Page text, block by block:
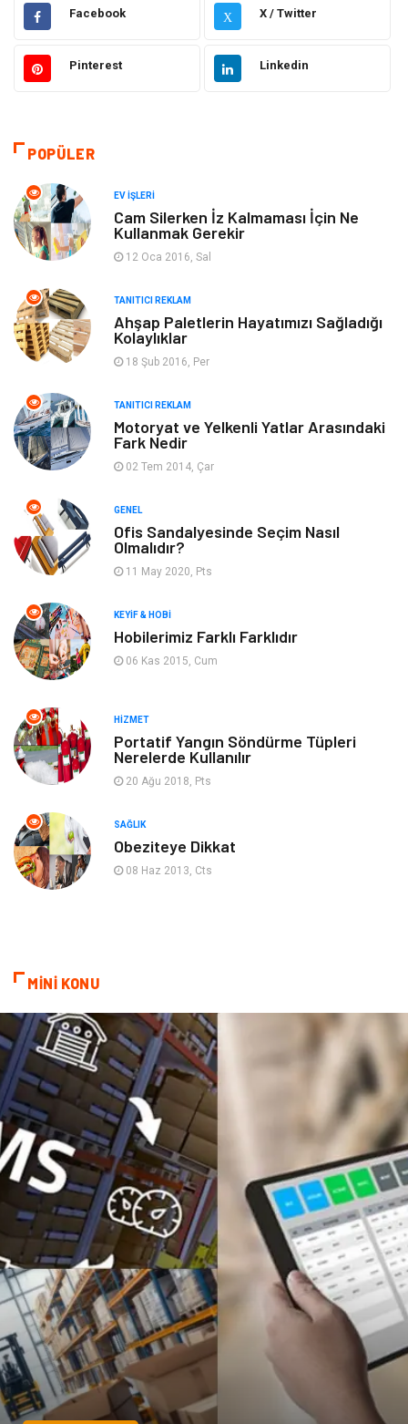
Gündem Hukuk
Moda Sağlıklı Yaşam
Bilgisayar & Yazılım
Makine Dekorasyon
Giyim
Yeme & İçme
Keyif & Hobi
Müzik
Gayrimenkul
Genel Kültür Emlak
Mobilya göz sağlığı
Astroloji
Cam
Bebek Giyim
oğlak burcu kadını
Çadır
Facebook X X / Twitter
Pinterest Linkedin
POPÜLER
EV İŞLERI
Cam Silerken İz Kalmaması İçin Ne
Kullanmak Gerekir
12 Oca 2016, Sal
TANITICI REKLAM
Ahşap Paletlerin Hayatımızı Sağladığı
Kolaylıklar
18 Şub 2016, Per
TANITICI REKLAM
Motoryat ve Yelkenli Yatlar Arasındaki
Fark Nedir
02 Tem 2014, Çar
GENEL
Ofis Sandalyesinde Seçim Nasıl
Olmalıdır?
11 May 2020, Pts
KEYIF & HOBI
Hobilerimiz Farklı Farklıdır
06 Kas 2015, Cum
HIZMET
Portatif Yangın Söndürme Tüpleri
Nerelerde Kullanılır
20 Ağu 2018, Pts
SAĞLIK
Obeziteye Dikkat
08 Haz 2013, Cts
MİNİ KONU